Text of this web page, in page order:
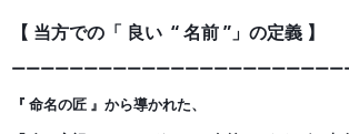
【 当方での「 良い “ 名前 ”」の定義 】
ーーーーーーーーーーーーーーーーーーーーーーー
『 命名の匠 』から導かれた、